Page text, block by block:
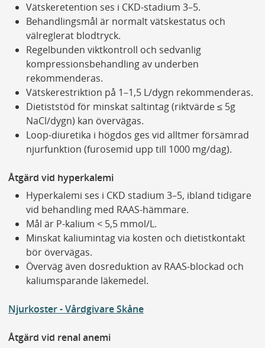
Vätskeretention ses i CKD-stadium 3–5.
Behandlingsmål är normalt vätskestatus och
välreglerat blodtryck.
Regelbunden viktkontroll och sedvanlig
kompressionsbehandling av underben
rekommenderas.
Vätskerestriktion på 1–1,5 L/dygn rekommenderas.
Dietiststöd för minskat saltintag (riktvärde ≤ 5g
NaCl/dygn) kan övervägas.
Loop-diuretika i högdos ges vid alltmer försämrad
njurfunktion (furosemid upp till 1000 mg/dag).
Åtgärd vid hyperkalemi
Hyperkalemi ses i CKD stadium 3–5, ibland tidigare
vid behandling med RAAS-hämmare.
Mål är P-kalium < 5,5 mmol/L.
Minskat kaliumintag via kosten och dietistkontakt
bör övervägas.
Överväg även dosreduktion av RAAS-blockad och
kaliumsparande läkemedel.
Njurkoster - Vårdgivare Skåne
Åtgärd vid renal anemi